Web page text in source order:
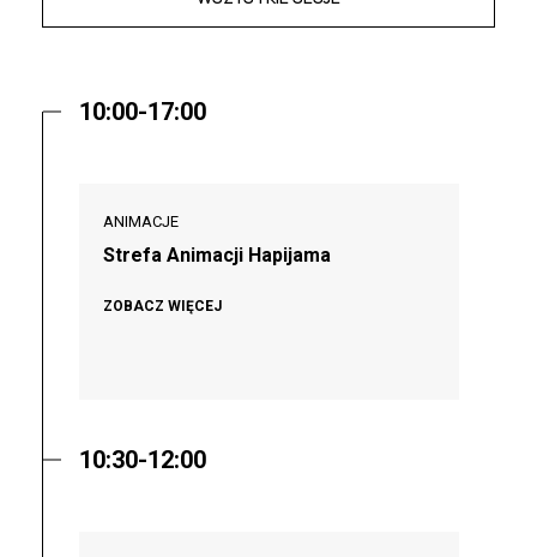
10:00-17:00
ANIMACJE
Strefa Animacji Hapijama
ZOBACZ WIĘCEJ
10:30-12:00